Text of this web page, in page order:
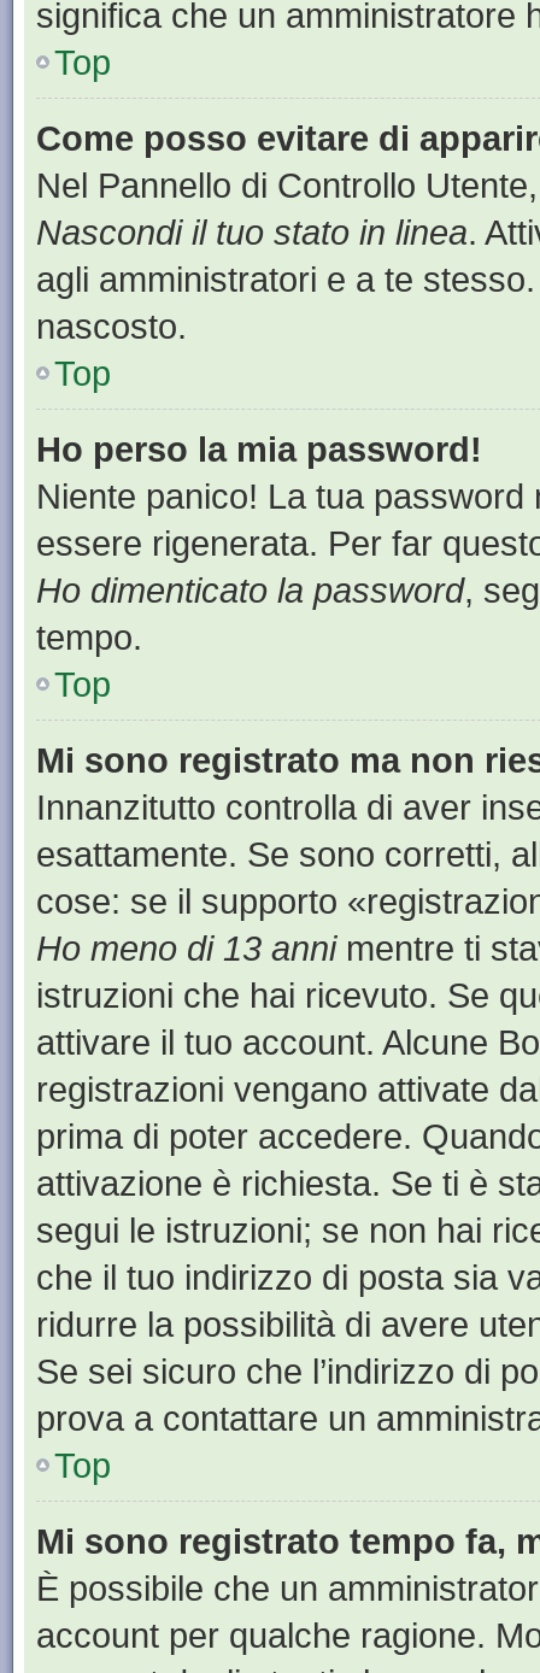
significa che un amministratore
Top
Come posso evitare di
Nel Pannello di Controllo
Nascondi il tuo stato in linea.
agli amministratori e a te
nascosto.
Top
Ho perso la mia password!
Niente panico! La tua
essere rigenerata. Per far
Ho dimenticato la password,
tempo.
Top
Mi sono registrato ma non
Innanzitutto controlla di aver
esattamente. Se sono corretti,
cose: se il supporto
Ho meno di 13 annimentre ti
istruzioni che hai ricevuto. Se
attivare il tuo account. Alcune
registrazioni vengano attivate
prima di poter accedere.
attivazione è richiesta. Se ti è
segui le istruzioni; se non hai
che il tuo indirizzo di posta sia
ridurre la possibilità di avere
Se sei sicuro che l’indirizzo di
prova a contattare un
Top
Mi sono registrato tempo fa,
È possibile che un
account per qualche ragione.